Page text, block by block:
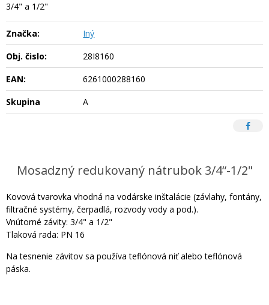
3/4" a 1/2"
Značka:
Iný
Obj. čislo:
28I8160
EAN:
6261000288160
Skupina
A
Mosadzný redukovaný nátrubok 3/4“-1/2"
Kovová tvarovka vhodná na vodárske inštalácie (závlahy, fontány,
filtračné systémy, čerpadlá, rozvody vody a pod.).
Vnútorné závity: 3/4" a 1/2"
Tlaková rada: PN 16
Na tesnenie závitov sa používa teflónová niť alebo teflónová
páska.